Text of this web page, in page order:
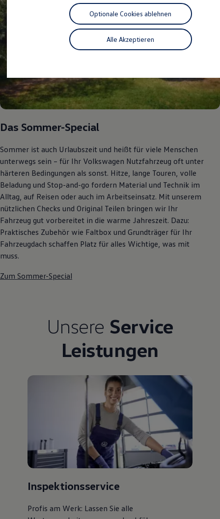
Ladezeitensimulator
Ladelösungen für Privatkunden
Ladelösungen für Gewerbekunden
Wallbox und Ladekabel
Bidirektionales Laden
Förderung & Kosten der Elektrofahrzeuge
Kostensimulator
Autonomes Fahren
Mehr zum ID. Buzz
Online Beratung
California Welt
California Club
California Magazin & Ratgeber
Ratgeber
Routen & Reisen
California Reisen & Erlebnisse
California App
California Lifestyle & Zubehör
Übernachten im California
Marke
Unternehmen
Karriere
Karriere im Unternehmen
Karriere im Autohaus
Nachhaltigkeit
Natur
Events
Das Sommer-Special
Sommer ist auch Urlaubszeit und heißt für viele Menschen
unterwegs sein – für Ihr Volkswagen Nutzfahrzeug oft unter
härteren Bedingungen als sonst. Hitze, lange Touren, volle
Beladung und Stop-and-go fordern Material und Technik im
Alltag, auf Reisen oder auch im Arbeitseinsatz. Mit unserem
nützlichen Checks und Original Teilen bringen wir Ihr
Fahrzeug gut vorbereitet in die warme Jahreszeit. Dazu:
Praktisches Zubehör wie Faltbox und Grundträger für Ihr
Fahrzeugdach schaffen Platz für alles Wichtige, was mit
muss.
Zum Sommer-Special
Unsere Service
Leistungen
Inspektionsservice
Profis am Werk: Lassen Sie alle
Alle Akzeptieren
Optionale Cookies ablehnen